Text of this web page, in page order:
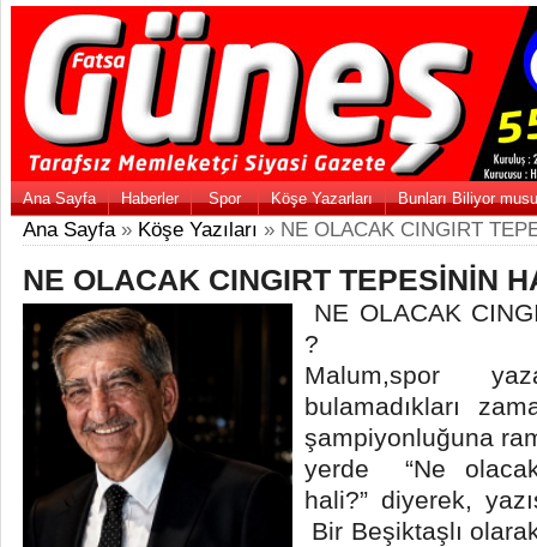
Ana Sayfa Haberler Spor Köşe Yazarları Bunları Biliyor
Ana Sayfa» Köşe Yazıları » NE OLACAK CINGIRT
NE OLACAK CINGIRT TEPESİNİN
NE OLACAK
?
Malum,spor
bulamadıkları
şampiyonluğuna
yerde “Ne
hali?” diyerek,
Bir Beşiktaşlı